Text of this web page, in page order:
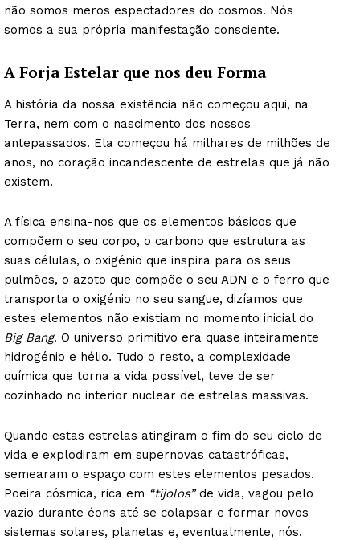
não somos meros espectadores do cosmos. Nós
somos a sua própria manifestação consciente.
A Forja Estelar que nos deu Forma
A história da nossa existência não começou aqui, na
Terra, nem com o nascimento dos nossos
antepassados. Ela começou há milhares de milhões de
anos, no coração incandescente de estrelas que já não
existem.
A física ensina-nos que os elementos básicos que
compõem o seu corpo, o carbono que estrutura as
suas células, o oxigénio que inspira para os seus
pulmões, o azoto que compõe o seu ADN e o ferro que
transporta o oxigénio no seu sangue, dizíamos que
estes elementos não existiam no momento inicial do
Big Bang. O universo primitivo era quase inteiramente
hidrogénio e hélio. Tudo o resto, a complexidade
química que torna a vida possível, teve de ser
cozinhado no interior nuclear de estrelas massivas.
Quando estas estrelas atingiram o fim do seu ciclo de
vida e explodiram em supernovas catastróficas,
semearam o espaço com estes elementos pesados.
Poeira cósmica, rica em “tijolos”de vida, vagou pelo
vazio durante éons até se colapsar e formar novos
sistemas solares, planetas e, eventualmente, nós.